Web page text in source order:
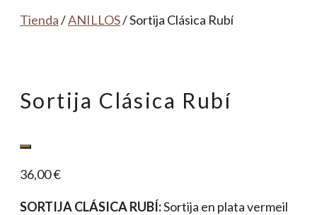
Tienda/ANILLOS/ Sortija Clásica Rubí
Sortija Clásica Rubí
36,00€
SORTIJA CLÁSICA RUBÍ:Sortija en plata vermeil